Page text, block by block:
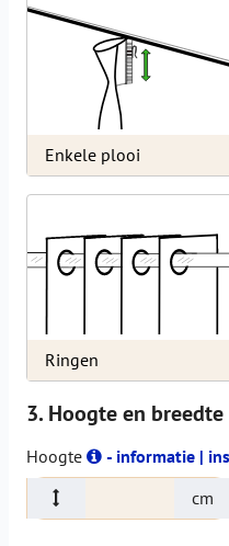
Enkele plooi
Ringen
3. Hoogte en
Hoogte
- informatie |
cm